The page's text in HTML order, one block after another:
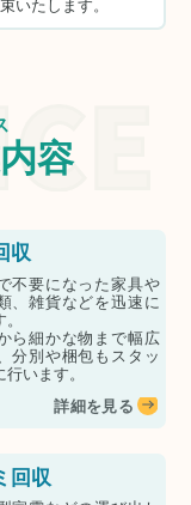
いたします。
容
収
不要になった家具や
、雑貨などを迅速に
ら細かな物まで幅広
分別や梱包もスタッ
います。
詳細を見る
回収